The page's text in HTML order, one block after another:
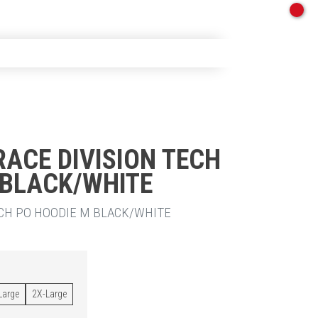
DIVISION TECH
WHITE
PO HOODIE M BLACK/WHITE
2X-Large